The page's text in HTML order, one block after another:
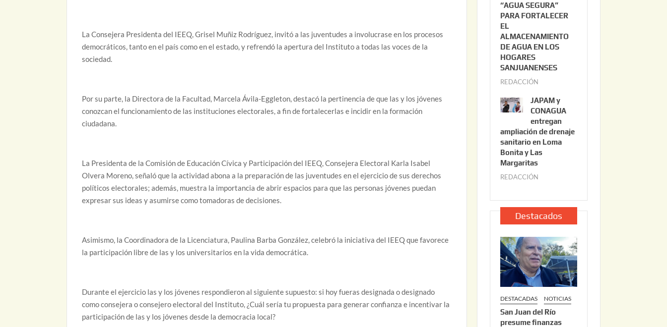
La Consejera Presidenta del IEEQ, Grisel Muñiz Rodríguez, invitó a las juventudes a involucrase en los procesos
democráticos, tanto en el país como en el estado, y refrendó la apertura del Instituto a todas las voces de la
sociedad.
Por su parte, la Directora de la Facultad, Marcela Ávila-Eggleton, destacó la pertinencia de que las y los jóvenes
conozcan el funcionamiento de las instituciones electorales, a fin de fortalecerlas e incidir en la formación
ciudadana.
La Presidenta de la Comisión de Educación Cívica y Participación del IEEQ, Consejera Electoral Karla Isabel
Olvera Moreno, señaló que la actividad abona a la preparación de las juventudes en el ejercicio de sus derechos
políticos electorales; además, muestra la importancia de abrir espacios para que las personas jóvenes puedan
expresar sus ideas y asumirse como tomadoras de decisiones.
Asimismo, la Coordinadora de la Licenciatura, Paulina Barba González, celebró la iniciativa del IEEQ que favorece
la participación libre de las y los universitarios en la vida democrática.
Durante el ejercicio las y los jóvenes respondieron al siguiente supuesto: si hoy fueras designada o designado
como consejera o consejero electoral del Instituto, ¿Cuál sería tu propuesta para generar confianza e incentivar la
participación de las y los jóvenes desde la democracia local?
6
o
2
0
“AGUA SEGURA”
PARA FORTALECER
EL
ALMACENAMIENTO
DE AGUA EN LOS
HOGARES
SANJUANENSES
REDACCIÓN
l
i
o
2
2
2
6
JAPAM y
CONAGUA
entregan
ampliación de drenaje
sanitario en Loma
Bonita y Las
Margaritas
REDACCIÓN
l
i
o
2
2
,
2
0
2
6
Destacados
DESTACADAS NOTICIAS
San Juan del Río
presume finanzas